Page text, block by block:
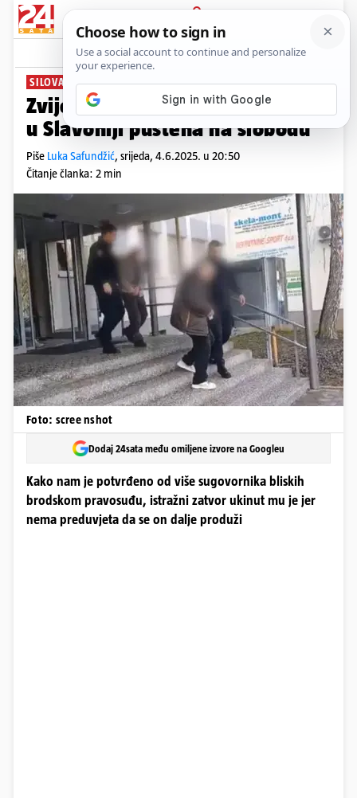
PRIJAVA
News
SILOVALI ŽIVOTINJE
Zvijezda realityja s farme užasa
u Slavoniji puštena na slobodu
Piše Luka Safundžić, srijeda, 4.6.2025. u 20:50
Čitanje članka: 2 min
Foto: scree nshot
Dodaj 24sata među omiljene izvore na Googleu
Kako nam je potvrđeno od više sugovornika bliskih
brodskom pravosuđu, istražni zatvor ukinut mu je jer
nema preduvjeta da se on dalje produži